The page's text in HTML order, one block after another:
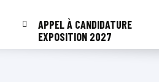
APPEL À CANDIDATURE
EXPOSITION 2027